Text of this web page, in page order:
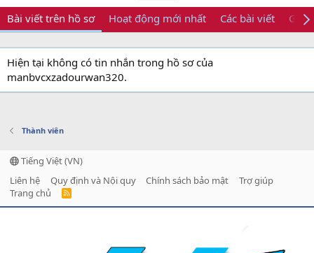
Bài viết trên hồ sơ Hoạt động mới nhất Các bài viết Giới
Hiện tại không có tin nhắn trong hồ sơ của
manbvcxzadourwan320.
Thành viên
Tiếng Việt (VN)
Liên hệ
Quy định và Nội quy Chính sách bảo mật
Trợ giúp
Trang chủ
R